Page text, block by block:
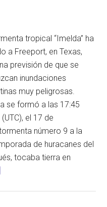
tropical “Imelda” ha
a Freeport, en Texas,
previsión de que se
inundaciones
muy peligrosas.
se formó a las 17:45
el 17 de
número 9 a la
de huracanes del
tocaba tierra en